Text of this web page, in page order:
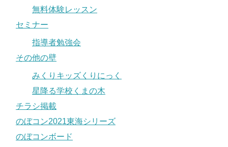
無料体験レッスン
セミナー
指導者勉強会
その他の壁
みくりキッズくりにっく
星降る学校くまの木
チラシ掲載
のぼコン2021東海シリーズ
のぼコンボード